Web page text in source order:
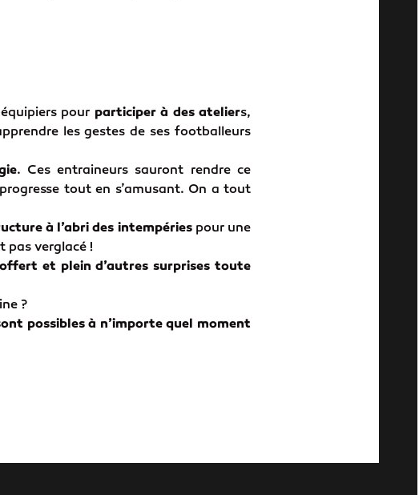
pour participer à des ateliers,
les gestes de ses footballeurs
. Ces entraineurs sauront rendre ce
tout en s’amusant. On a tout
à l’abri des intempériespour une
pas verglacé !
et plein d’autres surprises toute
?
possibles à n’importe quel moment